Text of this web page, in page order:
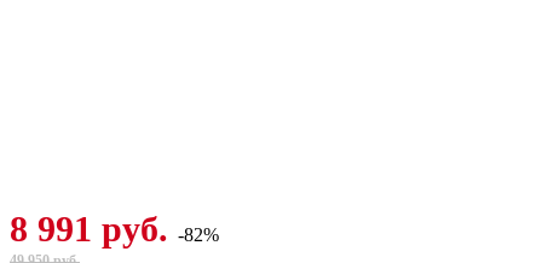
8 991 руб. -82%